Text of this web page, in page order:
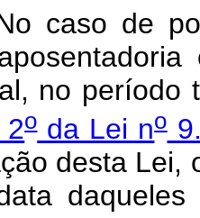
caso de
no período
2oda Lei no
desta Lei,